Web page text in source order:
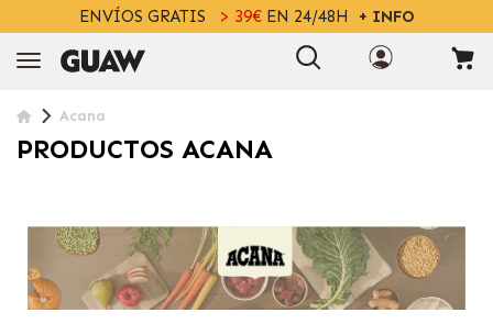
ENVÍOS GRATIS > 39€EN 24/48H + INFO
Acana
PRODUCTOS ACANA